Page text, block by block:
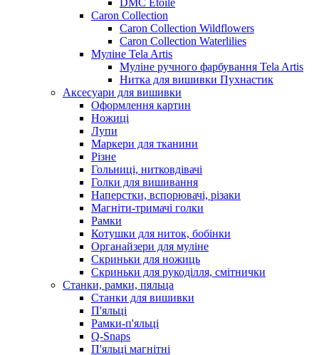
Caron Collection
Caron Collection Wildflowers
Caron Collection Waterlilies
Муліне Tela Artis
Муліне ручного фарбування Tela Artis
Нитка для вишивки Пухнастик
Аксесуари для вишивки
Оформлення картин
Ножиці
Лупи
Маркери для тканини
Різне
Гольниці, нитковдівачі
Голки для вишивання
Наперстки, вспорювачі, різаки
Магніти-тримачі голки
Рамки
Котушки для ниток, бобінки
Органайзери для муліне
Скриньки для ножиць
Скриньки для рукоділля, смітнички
Станки, рамки, пяльца
Станки для вишивки
П'яльці
Рамки-п'яльці
Q-Snaps
П'яльці магнітні